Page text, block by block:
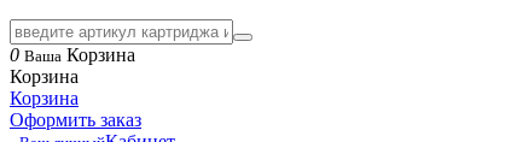
0 Ваша Корзина
Корзина
Корзина
Оформить заказ